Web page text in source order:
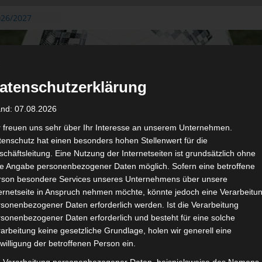
2027
August
aus der
der ersten 15
2027 –
20.
AS Soliman
zu
07.08.2026
freuen uns sehr über Ihr Interesse an unserem Unternehmen.
hat einen besonders hohen Stellenwert für die
Eine Nutzung der Internetseiten ist grundsätzlich ohne
Angabe personenbezogener Daten möglich. Sofern eine betroffene
besondere Services unseres Unternehmens über unsere
in Anspruch nehmen möchte, könnte jedoch eine
Daten erforderlich werden. Ist die Verarbeitung
Daten erforderlich und besteht für eine solche
keine gesetzliche Grundlage, holen wir generell eine
der betroffenen Person ein.